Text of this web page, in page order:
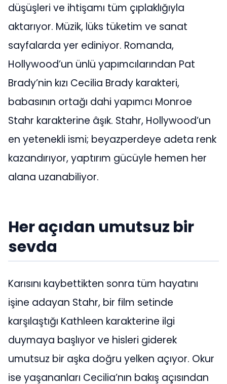
düşüşleri ve ihtişamı tüm çıplaklığıyla
aktarıyor. Müzik, lüks tüketim ve sanat
sayfalarda yer ediniyor. Romanda,
Hollywood’un ünlü yapımcılarından Pat
Brady’nin kızı Cecilia Brady karakteri,
babasının ortağı dahi yapımcı Monroe
Stahr karakterine âşık. Stahr, Hollywood’un
en yetenekli ismi; beyazperdeye adeta renk
kazandırıyor, yaptırım gücüyle hemen her
alana uzanabiliyor.
Her açıdan umutsuz bir
sevda
Karısını kaybettikten sonra tüm hayatını
işine adayan Stahr, bir film setinde
karşılaştığı Kathleen karakterine ilgi
duymaya başlıyor ve hisleri giderek
umutsuz bir aşka doğru yelken açıyor. Okur
ise yaşananları Cecilia’nın bakış açısından